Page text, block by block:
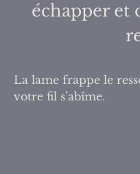
échapper et
La lame frappe le
votre fil s’abîme.